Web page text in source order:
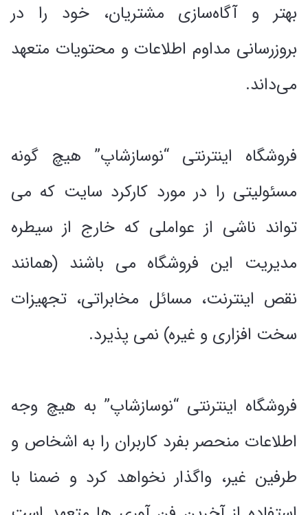
بهتر و آگاه‌سازی مشتریان، خود را در
بروزرسانی مداوم اطلاعات و محتویات متعهد
می‌داند.
فروشگاه اینترنتی “نوسازشاپ” هیچ گونه
مسئولیتی را در مورد کارکرد سایت که می
تواند ناشى از عواملی که خارج از سیطره
مدیریت این فروشگاه می باشند (همانند
نقص اینترنت، مسائل مخابراتى، تجهیزات
سخت افزاری و غیره) نمی پذیرد.
فروشگاه اینترنتی “نوسازشاپ” به هیچ وجه
اطلاعات منحصر بفرد کاربران را به اشخاص و
طرفین غیر، واگذار نخواهد کرد و ضمنا با